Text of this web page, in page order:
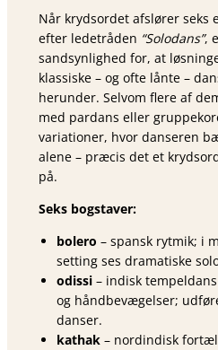
Når krydsordet afslører seks
efter ledetråden “Solodans”,
sandsynlighed for, at
klassiske – og ofte lånte –
herunder. Selvom flere af
med pardans eller
variationer, hvor danseren
alene – præcis det et
på.
Seks bogstaver:
bolero – spansk rytmik; i
setting ses dramatiske
odissi – indisk
og håndbevægelser;
danser.
kathak – nordindisk